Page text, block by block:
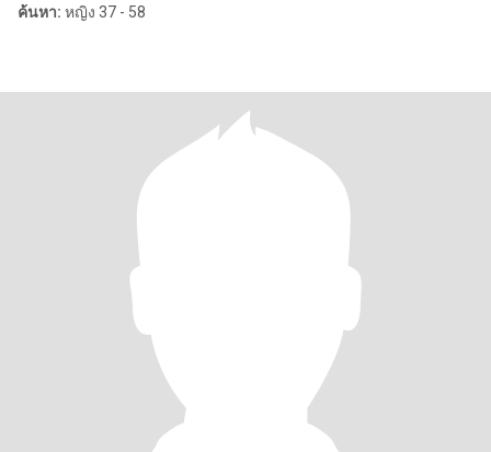
ค้นหา: หญิง 37 - 58